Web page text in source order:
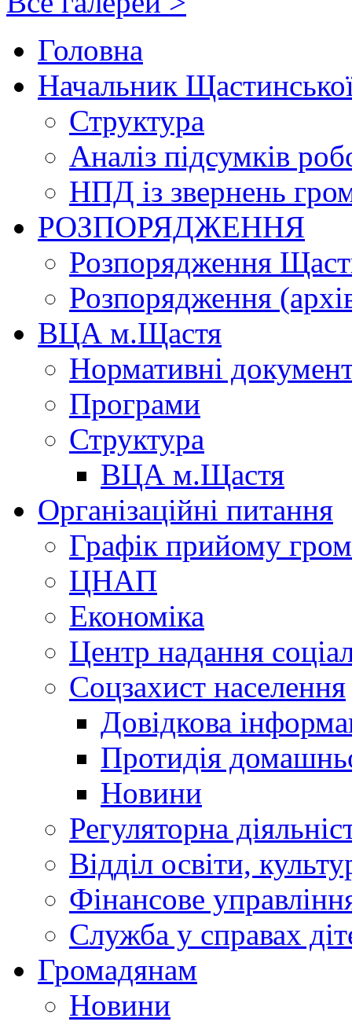
Головна
Начальник
Структура
Аналіз підсумків
НПД із звернень
РОЗПОРЯДЖЕННЯ
Розпорядження
Розпорядження
ВЦА м.Щастя
Нормативні
Програми
Структура
ВЦА м.Щастя
Організаційні питання
Графік прийому
ЦНАП
Економіка
Центр надання
Соцзахист населення
Довідкова
Протидія
Новини
Регуляторна
Відділ освіти,
Фінансове
Служба у справах
Громадянам
Новини